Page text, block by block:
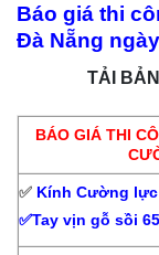
Báo giá thi
Đà Nẵng ngày
TẢI
BÁO GIÁ THI
✅ Kính Cường
✅Tay vịn gỗ sồi